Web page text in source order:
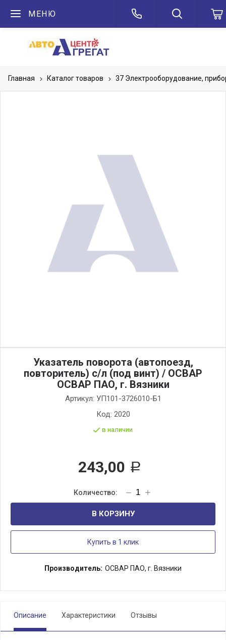
МЕНЮ
Главная Каталог товаров 37 Электрооборудование,
Указатель поворота (автопоезд,
повторитель) с/л (под винт) / ОСВАР
ОСВАР ПАО, г. Вязники
Артикул: УП101-3726010-Б1
Код: 2020
в наличии
243,00 Р
В КОРЗИНУ
Купить в 1 клик
Производитель: ОСВАР ПАО, г. Вязники
Описание Характеристики Отзывы